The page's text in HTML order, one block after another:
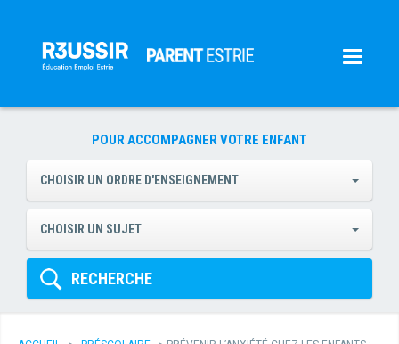
POUR ACCOMPAGNER VOTRE ENFANT
CHOISIR UN ORDRE D'ENSEIGNEMENT
CHOISIR UN SUJET
RECHERCHE